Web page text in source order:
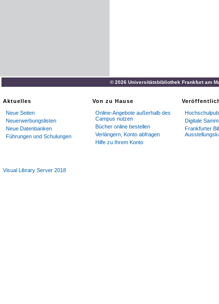
© 2026 Universitätsbibliothek Frankfurt am
Aktuelles
Neue Seiten
Neuerwerbungslisten
Neue Datenbanken
Führungen und Schulungen
Von zu Hause
Online-Angebote außerhalb des
Campus nutzen
Bücher online bestellen
Verlängern, Konto abfragen
Hilfe zu Ihrem Konto
Digitale
Frankfurter
Visual Library Server 2018